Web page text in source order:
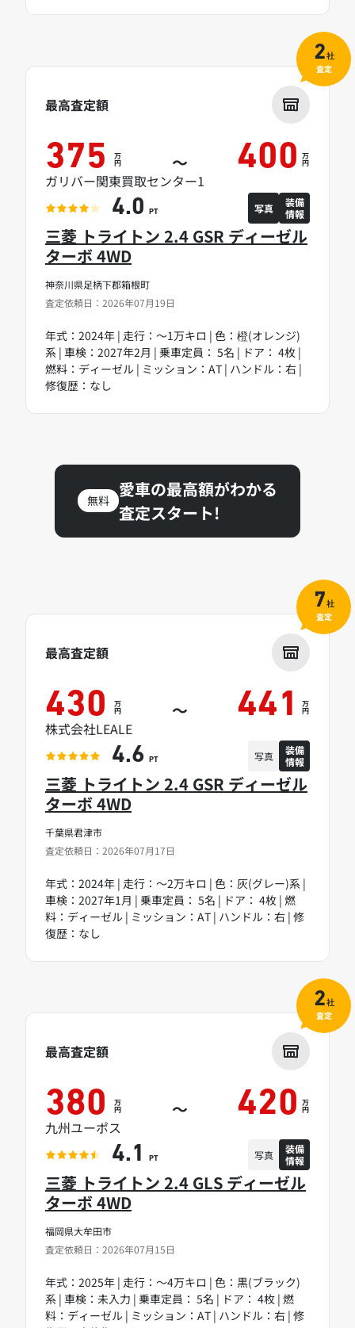
神奈川県足柄下郡箱根町
査定依頼日：2026年07月19日
三菱 トライトン 2.4 GSR ディーゼル
ターボ 4WD
年式：2024年 | 走行：～1万キロ | 色：橙(オレンジ)
系 | 車検：2027年2月 | 乗車定員： 5名 | ドア： 4枚 |
燃料：ディーゼル | ミッション：AT | ハンドル：右 |
修復歴：なし
最高査定額
375 万
円 ～ 400 万
円
ガリバー関東買取センター1
4.0 PT 写真
装備
情報
2社
査定
無料
愛車の最高額がわかる
査定スタート!
千葉県君津市
査定依頼日：2026年07月17日
三菱 トライトン 2.4 GSR ディーゼル
ターボ 4WD
年式：2024年 | 走行：～2万キロ | 色：灰(グレー)系 |
車検：2027年1月 | 乗車定員： 5名 | ドア： 4枚 | 燃
料：ディーゼル | ミッション：AT | ハンドル：右 | 修
復歴：なし
最高査定額
430 万
円 ～ 441 万
円
株式会社LEALE
4.6 PT 写真
装備
情報
7社
査定
福岡県大牟田市
査定依頼日：2026年07月15日
三菱 トライトン 2.4 GLS ディーゼル
ターボ 4WD
年式：2025年 | 走行：～4万キロ | 色：黒(ブラック)
系 | 車検：未入力 | 乗車定員： 5名 | ドア： 4枚 | 燃
料：ディーゼル | ミッション：AT | ハンドル：右 | 修
最高査定額
380 万
円 ～ 420 万
円
九州ユーポス
4.1 PT 写真
装備
情報
2社
査定